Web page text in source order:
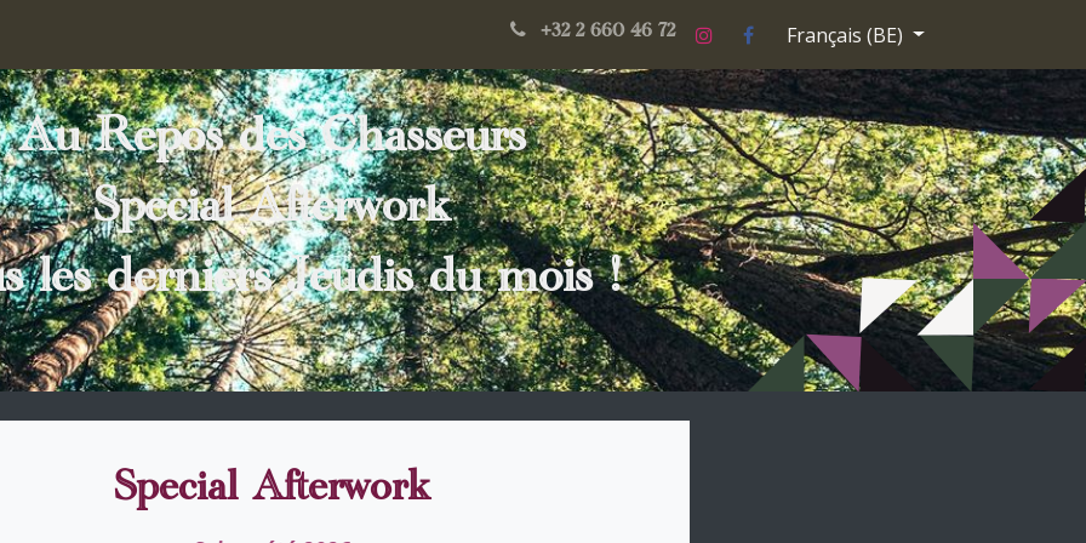
Blog Notes Gallerie photos Contactez-nous paris-theatre-2026-2027
+32 2 660 46 72 Français (BE)
Au Repos des Chasseurs
Special Afterwork
les derniers Jeudis du mois !
Special Afterwork